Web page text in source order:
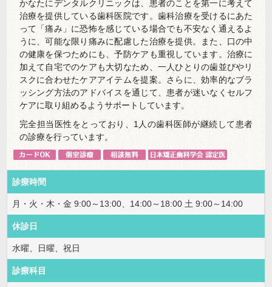
かなたにデンタルクリニックは、患者のことを第一に考えて
治療を提供している歯科医院です。歯科治療を受けるにあた
って「痛み」に恐怖を感じている場合でも不安なく通えるよ
うに、可能な限り痛みに配慮した治療を提供。また、口の中
の健康を保つためにも、予防ケアも重視しています。治療に
加えて自宅でのケアも大切なため、一人ひとりの歯並びやリ
スクに合わせたケアアイテムを提案。さらに、効率的なブラ
ッシング方法のアドバイスを通じて、患者が迷いなくセルフ
ケアに取り組めるようサポートしています。
完全担当医性をとっており、1人の歯科医師が継続して患者
の診療を行っています。
診療時間
月・火・木・金 9:00～13:00、14:00～18:00 土 9:00～14:00
休診日
水曜、日曜、祝日
診療科目